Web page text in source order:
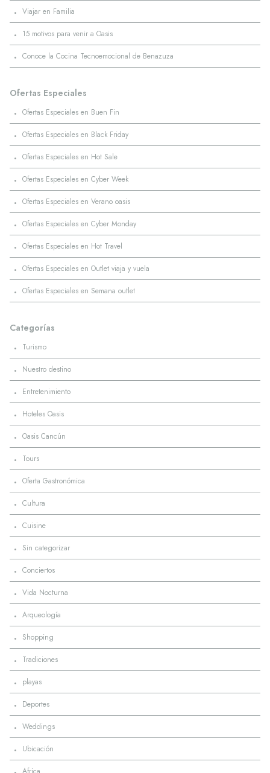
· Viajar en Familia
· 15 motivos para venir a Oasis
· Conoce la Cocina Tecnoemocional de Benazuza
Ofertas Especiales
· Ofertas Especiales en Buen Fin
· Ofertas Especiales en Black Friday
· Ofertas Especiales en Hot Sale
· Ofertas Especiales en Cyber Week
· Ofertas Especiales en Verano oasis
· Ofertas Especiales en Cyber Monday
· Ofertas Especiales en Hot Travel
· Ofertas Especiales en Outlet viaja y vuela
· Ofertas Especiales en Semana outlet
Categorías
· Turismo
· Nuestro destino
· Entretenimiento
· Hoteles Oasis
· Oasis Cancún
· Tours
· Oferta Gastronómica
· Cultura
· Cuisine
· Sin categorizar
· Conciertos
· Vida Nocturna
· Arqueología
· Shopping
· Tradiciones
· playas
· Deportes
· Weddings
· Ubicación